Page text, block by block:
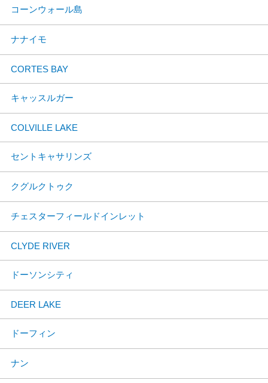
コーンウォール島
ナナイモ
CORTES BAY
キャッスルガー
COLVILLE LAKE
セントキャサリンズ
クグルクトゥク
チェスターフィールドインレット
CLYDE RIVER
ドーソンシティ
DEER LAKE
ドーフィン
ナン